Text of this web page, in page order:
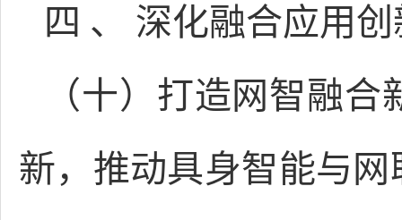
四 、 深化融合应用
（十）打造网智融
新，推动具身智能与